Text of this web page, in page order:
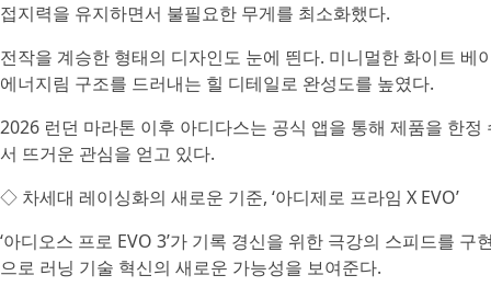
접지력을 유지하면서 불필요한 무게를 최소화했다.
전작을 계승한 형태의 디자인도 눈에 띈다. 미니멀한 화이트
에너지림 구조를 드러내는 힐 디테일로 완성도를 높였다.
2026 런던 마라톤 이후 아디다스는 공식 앱을 통해 제품을 한
서 뜨거운 관심을 얻고 있다.
◇ 차세대 레이싱화의 새로운 기준, ‘아디제로 프라임 X EVO’
‘아디오스 프로 EVO 3’가 기록 경신을 위한 극강의 스피드를
으로 러닝 기술 혁신의 새로운 가능성을 보여준다.